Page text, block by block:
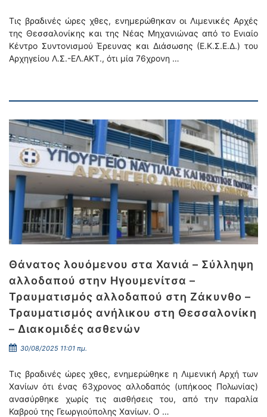
Τις βραδινές ώρες χθες, ενημερώθηκαν οι Λιμενικές Αρχές
της Θεσσαλονίκης και της Νέας Μηχανιώνας από το Ενιαίο
Κέντρο Συντονισμού Έρευνας και Διάσωσης (Ε.Κ.Σ.Ε.Δ.) του
Αρχηγείου Λ.Σ.-ΕΛ.ΑΚΤ., ότι μία 76χρονη …
Θάνατος λουόμενου στα Χανιά – Σύλληψη
αλλοδαπού στην Ηγουμενίτσα –
Τραυματισμός αλλοδαπού στη Ζάκυνθο –
Τραυματισμός ανήλικου στη Θεσσαλονίκη
– Διακομιδές ασθενών
30/08/2025 11:01 πμ.
Τις βραδινές ώρες χθες, ενημερώθηκε η Λιμενική Αρχή των
Χανίων ότι ένας 63χρονος αλλοδαπός (υπήκοος Πολωνίας)
ανασύρθηκε χωρίς τις αισθήσεις του, από την παραλία
Καβρού της Γεωργιούπολης Χανίων. Ο …